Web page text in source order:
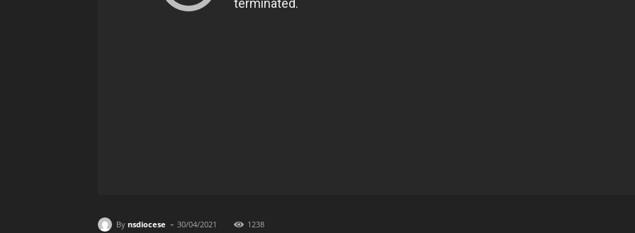
By nsdiocese - 30/04/2021 1238